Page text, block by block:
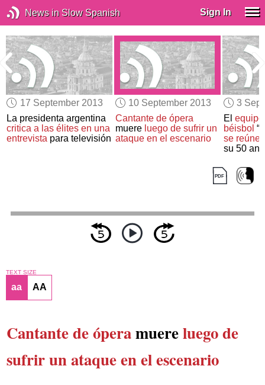
News in Slow Spanish Sign In
17 September 2013
La presidenta argentina
critica a las élites en una
entrevista para televisión
10 September 2013
Cantante de ópera
muere luego de sufrir un
ataque en el escenario
3
El
béisbol
se reúne
su 50
TEXT SIZE
aa AA
Cantante de óperamuereluego de
sufrirun ataqueen el escenario